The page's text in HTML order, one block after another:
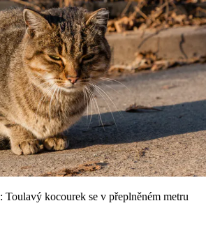
Toulavý kocourek se v přeplněném metru